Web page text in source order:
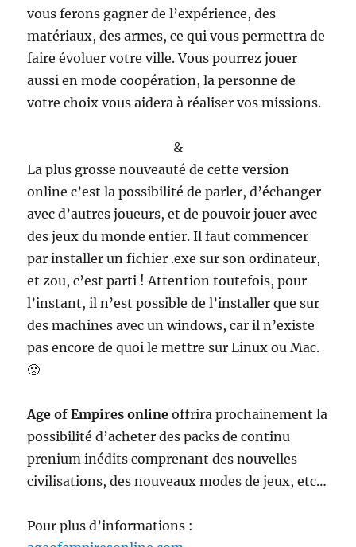
vous ferons gagner de l’expérience, des
matériaux, des armes, ce qui vous permettra de
faire évoluer votre ville. Vous pourrez jouer
aussi en mode coopération, la personne de
votre choix vous aidera à réaliser vos missions.
&
La plus grosse nouveauté de cette version
online c’est la possibilité de parler, d’échanger
avec d’autres joueurs, et de pouvoir jouer avec
des jeux du monde entier. Il faut commencer
par installer un fichier .exe sur son ordinateur,
et zou, c’est parti ! Attention toutefois, pour
l’instant, il n’est possible de l’installer que sur
des machines avec un windows, car il n’existe
pas encore de quoi le mettre sur Linux ou Mac.
🙁
Age of Empires online offrira prochainement la
possibilité d’acheter des packs de continu
prenium inédits comprenant des nouvelles
civilisations, des nouveaux modes de jeux, etc…
Pour plus d’informations :